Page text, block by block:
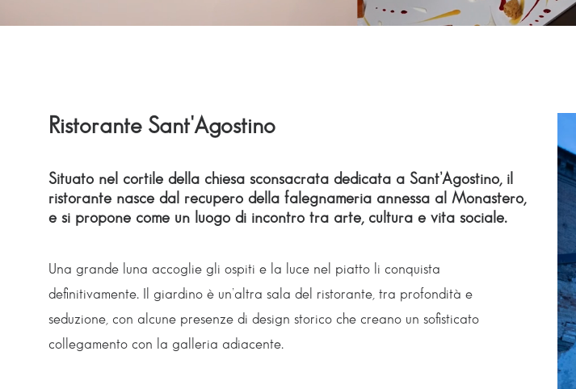
Ristorante Sant'Agostino
Situato nel cortile della chiesa sconsacrata dedicata a Sant’Agostino, il
ristorante nasce dal recupero della falegnameria annessa al Monastero,
e si propone come un luogo di incontro tra arte, cultura e vita sociale.
Una grande luna accoglie gli ospiti e la luce nel piatto li conquista
definitivamente. Il giardino è un’altra sala del ristorante, tra profondità e
seduzione, con alcune presenze di design storico che creano un sofisticato
collegamento con la galleria adiacente.